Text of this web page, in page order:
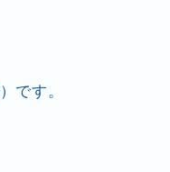
）です。